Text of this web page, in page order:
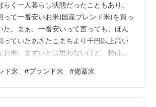
らく一人暮らし状態だったこともあり、
って一番安いお米(国産ブレンド米)を買っ
た。まぁ、一番安いって言っても、ほん
っていたあきたこまちより千円以上高い
お米、まずいとは思わないけど、粒は小
らいしゃもじにもくっつくし、正直いま
食べていた備蓄米の方がずっとましな印
近く備蓄米の方が安かったけど。おそら
ド米 #ブランド米 #備蓄米